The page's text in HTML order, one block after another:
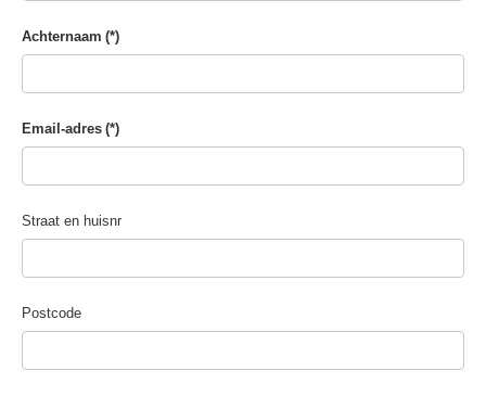
Achternaam (*)
Email-adres (*)
Straat en huisnr
Postcode